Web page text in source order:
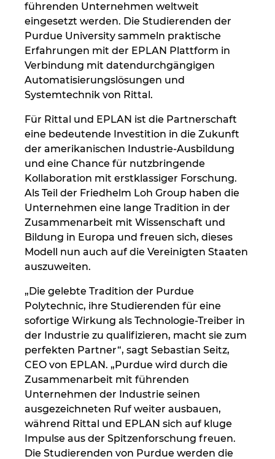
führenden Unternehmen weltweit
eingesetzt werden. Die Studierenden der
Purdue University sammeln praktische
Erfahrungen mit der EPLAN Plattform in
Verbindung mit datendurchgängigen
Automatisierungslösungen und
Systemtechnik von Rittal.
Für Rittal und EPLAN ist die Partnerschaft
eine bedeutende Investition in die Zukunft
der amerikanischen Industrie-Ausbildung
und eine Chance für nutzbringende
Kollaboration mit erstklassiger Forschung.
Als Teil der Friedhelm Loh Group haben die
Unternehmen eine lange Tradition in der
Zusammenarbeit mit Wissenschaft und
Bildung in Europa und freuen sich, dieses
Modell nun auch auf die Vereinigten Staaten
auszuweiten.
„Die gelebte Tradition der Purdue
Polytechnic, ihre Studierenden für eine
sofortige Wirkung als Technologie-Treiber in
der Industrie zu qualifizieren, macht sie zum
perfekten Partner“, sagt Sebastian Seitz,
CEO von EPLAN. „Purdue wird durch die
Zusammenarbeit mit führenden
Unternehmen der Industrie seinen
ausgezeichneten Ruf weiter ausbauen,
während Rittal und EPLAN sich auf kluge
Impulse aus der Spitzenforschung freuen.
Die Studierenden von Purdue werden die
USA
Vereinigte Arabische Emirate